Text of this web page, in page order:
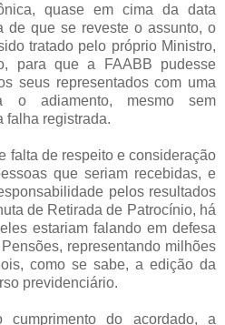
quase em cima da data
de que se reveste o assunto, o
tratado pelo próprio Ministro,
para que a FAABB pudesse
seus representados com uma
o adiamento, mesmo sem
falha registrada.
falta de respeito e consideração
que seriam recebidas, e
pelos resultados
de Retirada de Patrocínio, há
estariam falando em defesa
representando milhões
como se sabe, a edição da
previdenciário.
cumprimento do acordado, a